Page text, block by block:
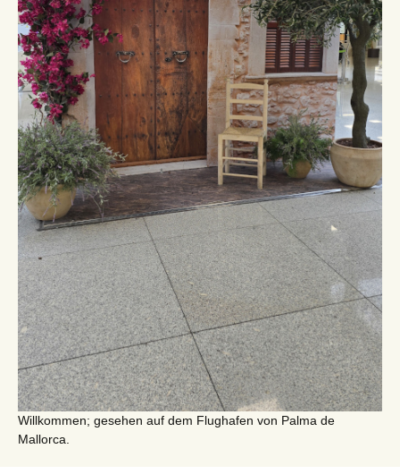
Willkommen; gesehen auf dem Flughafen von Palma de
Mallorca.